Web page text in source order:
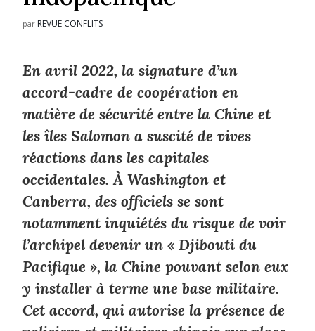
par REVUE CONFLITS
En avril 2022, la signature d’un
accord-cadre de coopération en
matière de sécurité entre la Chine et
les îles Salomon a suscité de vives
réactions dans les capitales
occidentales. À Washington et
Canberra, des officiels se sont
notamment inquiétés du risque de voir
l’archipel devenir un « Djibouti du
Pacifique », la Chine pouvant selon eux
y installer à terme une base militaire.
Cet accord, qui autorise la présence de